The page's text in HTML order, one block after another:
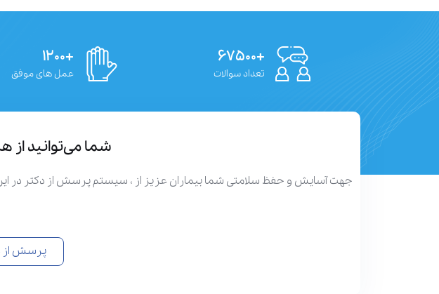
+۶۷۵۰۰
تعداد سوالات
+۱۲۰۰
عمل های موفق
شما می‌توانید از
جهت آسایش و حفظ سلامتی شما بیماران عزیز از ، سیستم پرسش از دکتر در
پرسش از